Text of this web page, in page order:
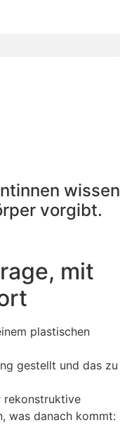
wissen
vorgibt.
mit
plastischen
gestellt und das zu
rekonstruktive
was danach kommt: